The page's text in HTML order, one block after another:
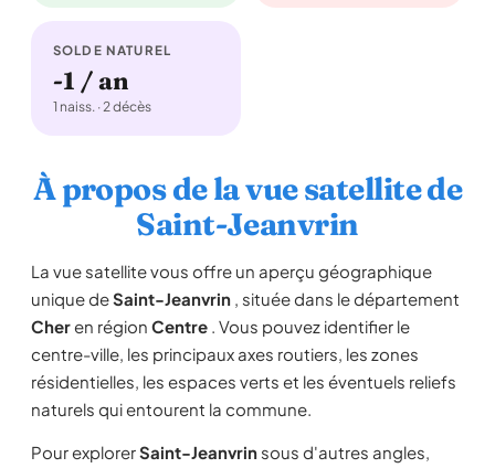
SOLDE NATUREL
-1 / an
1 naiss. · 2 décès
À propos de la vue satellite de
Saint-Jeanvrin
La vue satellite vous offre un aperçu géographique
unique deSaint-Jeanvrin , située dans le département
Cheren région Centre . Vous pouvez identifier le
centre-ville, les principaux axes routiers, les zones
résidentielles, les espaces verts et les éventuels reliefs
naturels qui entourent la commune.
Pour explorerSaint-Jeanvrin sous d'autres angles,